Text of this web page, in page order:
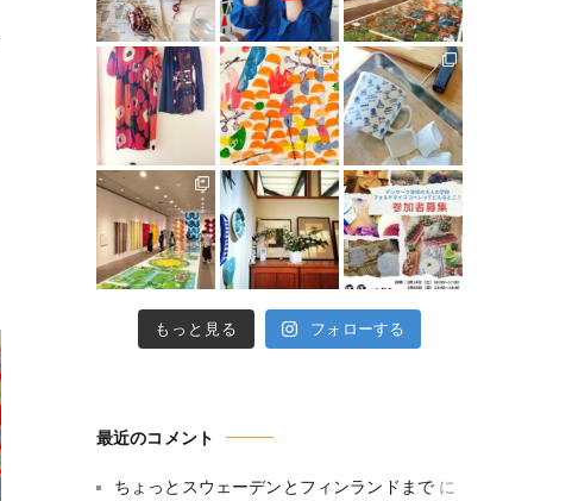
もっと見る フォローする
最近のコメント
ちょっとスウェーデンとフィンランドまで に